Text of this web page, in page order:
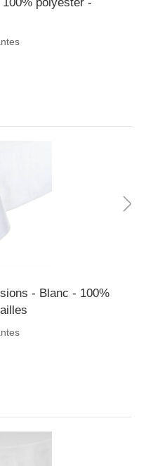
polyester -
- Blanc - 100%